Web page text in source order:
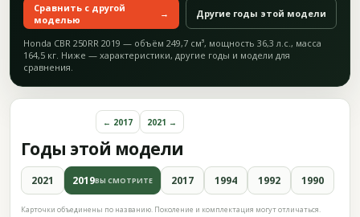
Сравнить с другой
моделью
→ Другие годы этой модели
Honda CBR 250RR 2019 — объём 249,7 см³, мощность 36,3 л.с., масса
164,5 кг. Ниже — характеристики, другие годы и модели для
сравнения.
Годы этой модели
← 2017 2021 →
2021 2019ВЫ СМОТРИТЕ 2017 1994 1992 1990
Карточки объединены по названию. Поколение и комплектация могут отличаться.